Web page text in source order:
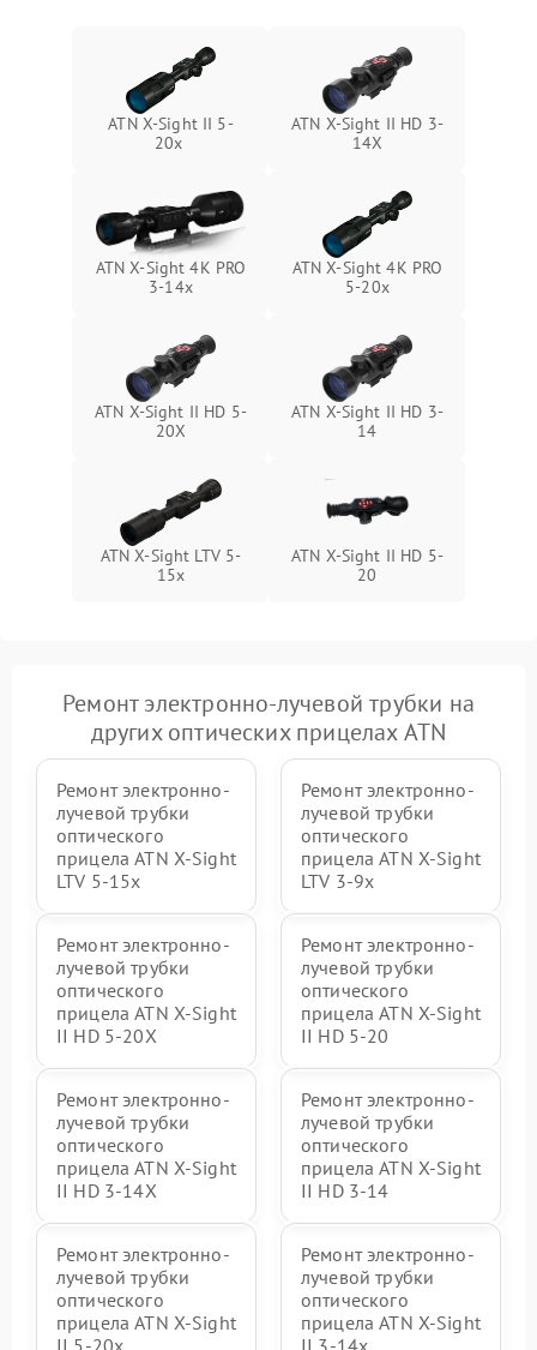
ATN X-Sight II 5-
20x
ATN X-Sight II HD 3-
14X
ATN X-Sight 4K PRO
3-14x
ATN X-Sight 4K PRO
5-20x
ATN X-Sight II HD 5-
20X
ATN X-Sight II HD 3-
14
ATN X-Sight LTV 5-
15x
ATN X-Sight II HD 5-
20
Ремонт электронно-лучевой трубки на
других оптических прицелах ATN
Ремонт электронно-
лучевой трубки
оптического
прицела ATN X-Sight
LTV 5-15x
Ремонт электронно-
лучевой трубки
оптического
прицела ATN X-Sight
LTV 3-9x
Ремонт электронно-
лучевой трубки
оптического
прицела ATN X-Sight
II HD 5-20X
Ремонт электронно-
лучевой трубки
оптического
прицела ATN X-Sight
II HD 5-20
Ремонт электронно-
лучевой трубки
оптического
прицела ATN X-Sight
II HD 3-14X
Ремонт электронно-
лучевой трубки
оптического
прицела ATN X-Sight
II HD 3-14
Ремонт электронно-
лучевой трубки
оптического
прицела ATN X-Sight
II 5-20x
Ремонт электронно-
лучевой трубки
оптического
прицела ATN X-Sight
II 3-14x